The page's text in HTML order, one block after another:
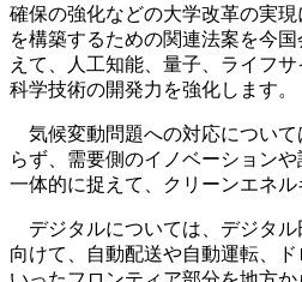
確保の強化などの大学改革の実
を構築するための関連法案を今
えて、人工知能、量子、ライフ
科学技術の開発力を強化します。
気候変動問題への対応について
らず、需要側のイノベーション
一体的に捉えて、クリーンエネル
デジタルについては、デジタル
向けて、自動配送や自動運転、